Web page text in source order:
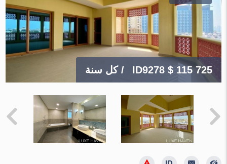
ID9278$ 115 725 / كل سنة